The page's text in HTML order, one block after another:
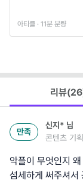
아티클 · 11분 분량
리뷰(26
만족
신지* 님
콘텐츠 기
악플이 무엇인지
섬세하게 써주셔서